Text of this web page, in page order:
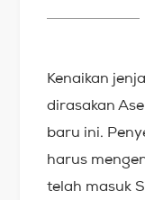
Kenaikan
dirasakan
baru ini.
harus
telah masuk